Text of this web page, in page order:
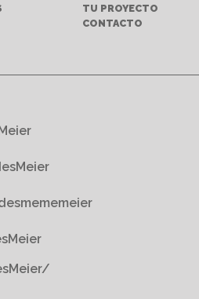
TU PROYECTO
CONTACTO